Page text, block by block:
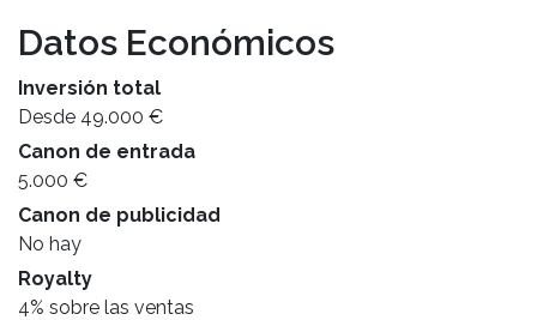
Datos Económicos
Inversión total
Desde 49.000 €
Canon de entrada
5.000 €
Canon de publicidad
No hay
Royalty
4% sobre las ventas